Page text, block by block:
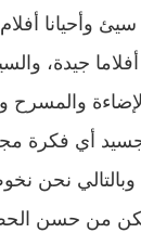
وأحيانا
جيدة،
والمسرح
أي فكرة
نحن
من حسن الحظ